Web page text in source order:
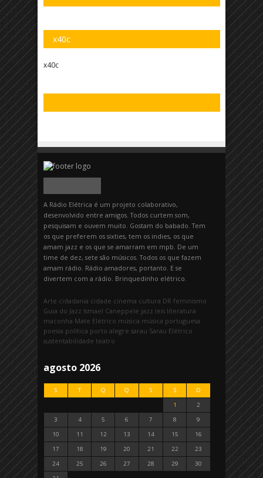
x40c
x40c
A Rádio Elétrica é um projeto colaborativo,
desenvolvido entre amigos. Todos curtem som,
pesquisam e ouvem muito. Gostam do babado. Tem
os que preferem os sixties, tem os indies, os que
amam jazz e os que se amarram em mpb. De um
time de dez, sete são músicos. Todos os que fazem
amam rádio. Rádio amadores, portanto. E se
divertem com a rádio. Brinquedinho elétrico.
Arte cidadania cidade cinema cultura DR feminismo
Guia do Jazz Ismael Caneppele jazz leis literatura
maconha Mate Elétrico música música portuguesa
poesia política porto alegre sarau Sarau Elétrico
sustentabilidade teatro
agosto 2026
S T Q Q S S
D
1
2
3
4 5 6 7 8
9
10
11 12 13 14 15
16
17
18 19 20 21 22
23
24
25 26 27 28 29
30